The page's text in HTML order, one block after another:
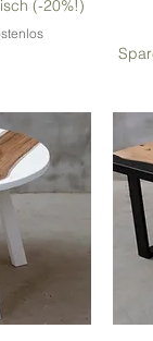
(-20%!)